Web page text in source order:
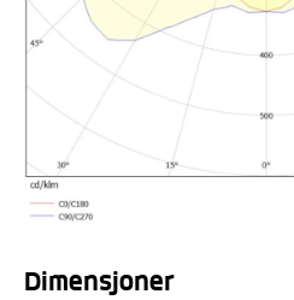
Dimensjoner